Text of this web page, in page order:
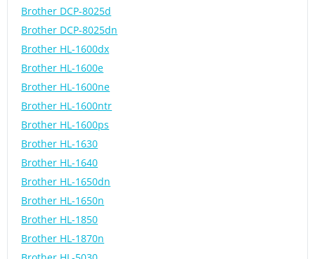
Brother DCP-8025d
Brother DCP-8025dn
Brother HL-1600dx
Brother HL-1600e
Brother HL-1600ne
Brother HL-1600ntr
Brother HL-1600ps
Brother HL-1630
Brother HL-1640
Brother HL-1650dn
Brother HL-1650n
Brother HL-1850
Brother HL-1870n